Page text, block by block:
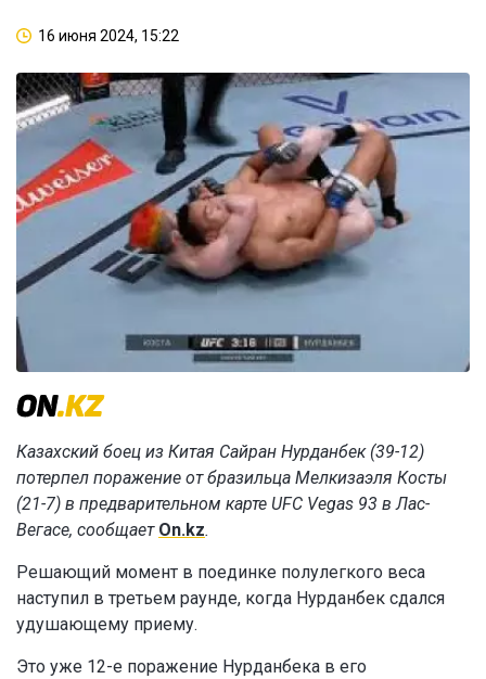
16 июня 2024, 15:22
Казахский боец из Китая Сайран Нурданбек (39-12)
потерпел поражение от бразильца Мелкизаэля Косты
(21-7) в предварительном карте UFC Vegas 93 в Лас-
Вегасе, сообщает On.kz.
Решающий момент в поединке полулегкого веса
наступил в третьем раунде, когда Нурданбек сдался
удушающему приему.
Это уже 12-е поражение Нурданбека в его